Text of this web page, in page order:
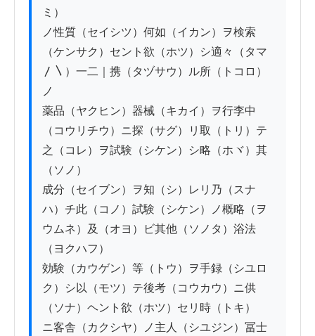
ミ）
ノ性質（セイシツ）何如（イカン）ヲ検索
（ケンサク）セント欲（ホツ）シ適々（タマ
〳〵）一二｜携（タヅサウ）ル所（トコロ）
ノ
薬品（ヤクヒン）器械（キカイ）ヲ行李中
（コウリチウ）ニ探（サグ）リ取（トリ）テ
之（コレ）ヲ試験（シケン）シ略（ホヾ）其
（ソノ）
成分（セイブン）ヲ知（シ）レリ乃（スナ
ハ）チ此（コノ）試験（シケン）ノ概略（ヲ
ウムネ）及（オヨ）ビ其他（ソノタ）浴法
（ヨクハフ）
効験（カウゲン）等（トウ）ヲ手録（シユロ
ク）シ以（モツ）テ後考（コウカウ）ニ供
（ソナ）ヘント欲（ホツ）セリ時（トキ）
ニ客舎（カクシヤ）ノ主人（シユジン）冨士